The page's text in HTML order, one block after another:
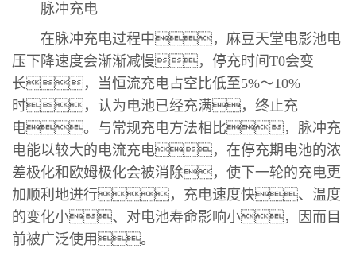
脉冲充电
在脉冲充电过程中，麻豆天堂电影池电
压下降速度会渐渐减慢，停充时间T0会变
长，当恒流充电占空比低至5%～10%
时，认为电池已经充满，终止充
电。与常规充电方法相比，脉冲充
电能以较大的电流充电，在停充期电池的浓
差极化和欧姆极化会被消除，使下一轮的充电更
加顺利地进行，充电速度快、温度
的变化小、对电池寿命影响小，因而目
前被广泛使用。